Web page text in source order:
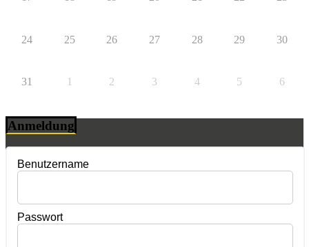
24 25 26 27 28 29 30
31 1 2 3 4 5 6
Anmeldung
Benutzername
Passwort